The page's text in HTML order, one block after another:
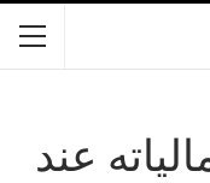
عند